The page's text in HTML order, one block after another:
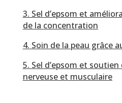
3. Sel d’epsom et
de la concentration
4. Soin de la peau grâce
5. Sel d’epsom et
nerveuse et musculaire